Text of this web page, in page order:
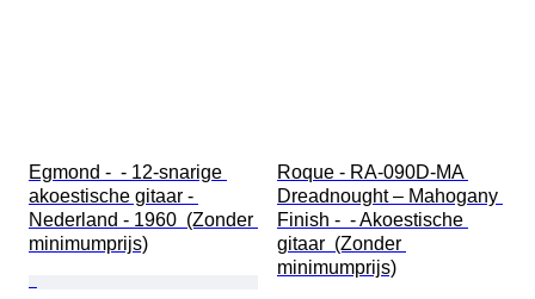
Egmond -  - 12-snarige
akoestische gitaar -
Nederland - 1960  (Zonder
minimumprijs)
Roque - RA-090D-MA
Dreadnought – Mahogany
Finish -  - Akoestische
gitaar  (Zonder
minimumprijs)